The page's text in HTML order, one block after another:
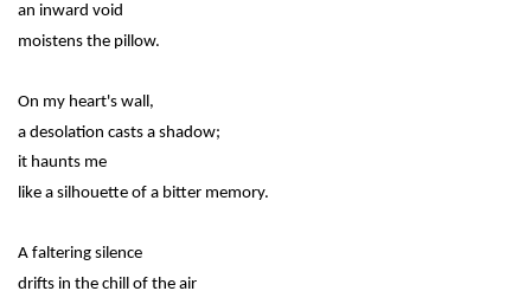
an inward void
moistens the pillow.
On my heart's wall,
a desolation casts a shadow;
it haunts me
like a silhouette of a bitter memory.
A faltering silence
drifts in the chill of the air